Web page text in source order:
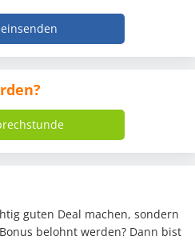
guten Deal machen, sondern
belohnt werden? Dann bist